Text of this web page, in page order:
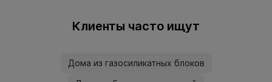
Клиенты часто ищут
Дома из газосиликатных блоков